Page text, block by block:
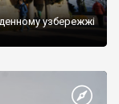
узбережжі